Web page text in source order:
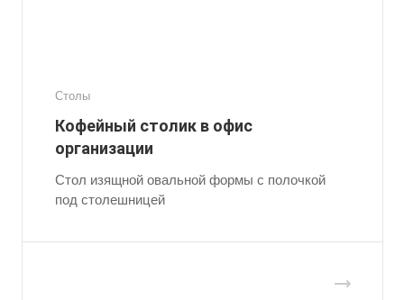
Столы
Кофейный столик в офис
организации
Стол изящной овальной формы с полочкой
под столешницей